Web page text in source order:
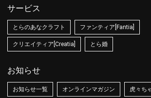
サービス
とらのあなクラフト ファンティア[Fantia]
クリエイティア[Creatia] とら婚
お知らせ
お知らせ一覧 オンラインマガジン 虎々ち